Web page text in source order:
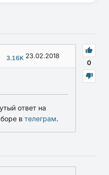
0
3.16K 23.02.2018
ответ на
в телеграм.